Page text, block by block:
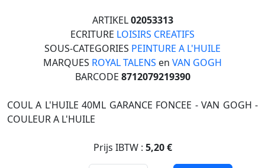
ARTIKEL02053313
ECRITURE LOISIRS CREATIFS
SOUS-CATEGORIES PEINTURE A L'HUILE
MARQUES ROYAL TALENS en VAN GOGH
BARCODE 8712079219390
COUL A L'HUILE 40ML GARANCE FONCEE - VAN GOGH -
COULEUR A L'HUILE
Prijs IBTW : 5,20 €